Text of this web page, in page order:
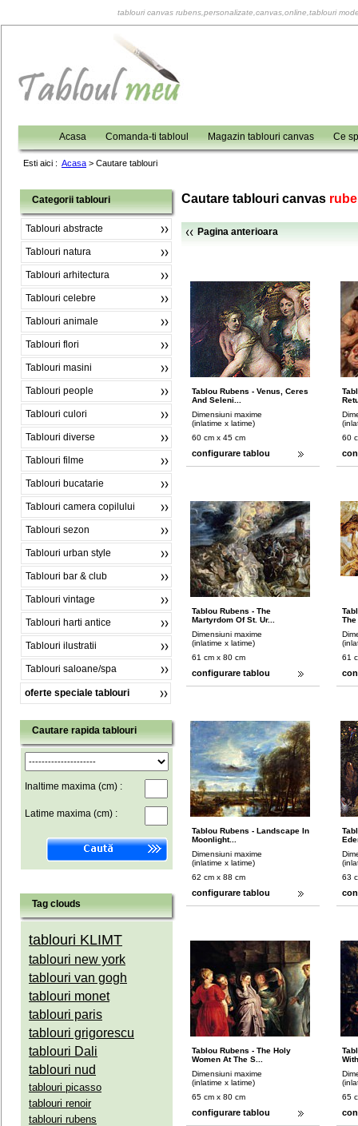
tablouri canvas rubens,personalizate,canvas,online,tablouri
Acasa Comanda-ti tabloul Magazin tablouri canvas Ce
Esti aici : Acasa > Cautare tablouri
Categorii tablouri
Tablouri abstracte
Tablouri natura
Tablouri arhitectura
Tablouri celebre
Tablouri animale
Tablouri flori
Tablouri masini
Tablouri people
Tablouri culori
Tablouri diverse
Tablouri filme
Tablouri bucatarie
Tablouri camera copilului
Tablouri sezon
Tablouri urban style
Tablouri bar & club
Tablouri vintage
Tablouri harti antice
Tablouri ilustratii
Tablouri saloane/spa
oferte speciale tablouri
Cautare rapida tablouri
Inaltime maxima (cm) :
Latime maxima (cm) :
Tag clouds
tablouri KLIMT
tablouri new york
tablouri van gogh
tablouri monet
tablouri paris
tablouri grigorescu
tablouri Dali
tablouri nud
tablouri picasso
tablouri renoir
tablouri rubens
Cautare tablouri canvas
Pagina anterioara
Tablou Rubens - Venus, Ceres
And Seleni...
Dimensiuni maxime
(inlatime x latime)
60 cm x 45 cm
configurare tablou
60
Tablou Rubens - The
Martyrdom Of St. Ur...
Dimensiuni maxime
(inlatime x latime)
61 cm x 80 cm
configurare tablou
61
Tablou Rubens - Landscape In
Moonlight...
Dimensiuni maxime
(inlatime x latime)
62 cm x 88 cm
configurare tablou
63
Tablou Rubens - The Holy
Women At The S...
Dimensiuni maxime
(inlatime x latime)
65 cm x 80 cm
configurare tablou
65